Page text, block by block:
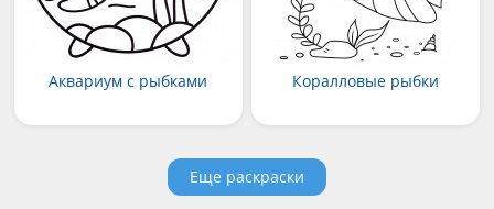
Аквариум с рыбками Коралловые рыбки
Еще раскраски